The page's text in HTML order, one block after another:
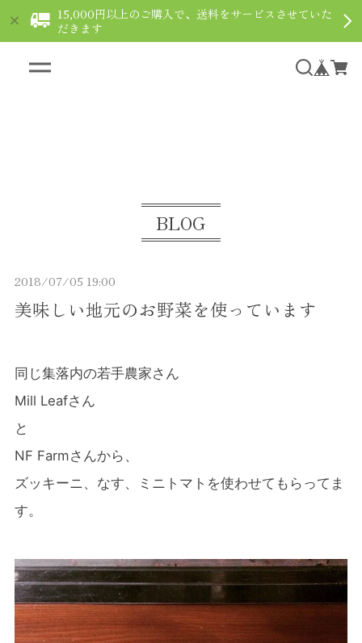
15,000円以上のご購入で、送料をサービスさせていた
だきます
BLOG
美味しい地元のお野菜を使っています
2018/07/05 19:00
同じ集落内の若手農家さん
Mill Leafさん
と
NF Farmさんから、
ズッキーニ、なす、ミニトマトを使わせてもらってま
す。